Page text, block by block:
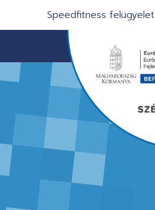
Speedfitness felügyelet